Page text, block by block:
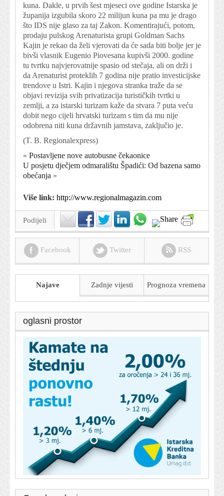
kuna. Dakle, u prvih šest mjeseci ove godine Istarska je
županija izgubila skoro 22 milijun kuna pa mu je drago
što IDS nije glaso za taj Zakon. Komentirajući, potom,
prodaju pulskog Arenaturista grupi Goldman Sachs
Kajin je rekao da želi vjerovati da će sada biti bolje jer je
bivši vlasnik Eugenio Piovesana kupivši 2000. godine
tu tvrtku najvjerovatnije spasio od stečaja, ali on drži i
da Arenaturist proteklih 7 godina nije pratio investicijske
trendove u Istri. Kajin i njegova stranka traže da se
objavi revizija svih privatizacija turističkih tvrtki u
zemlji, a za istarski turizam kaže da stvara 7 puta veću
dobit nego cijeli hrvatski turizam s tim da mu nije
odobrena niti kuna državnih jamstava, zaključio je.
(T. B. Regionalexpress)
« Postavljene nove autobusne čekaonice
U posjetu dječjem odmaralištu Špadići: Od bazena samo
obećanja »
Više link: http://www.regionalmagazin.com
Podijeli
Facebook Twitter RSS
Najave Zadnje vijesti Prognoza vremena
oglasni prostor